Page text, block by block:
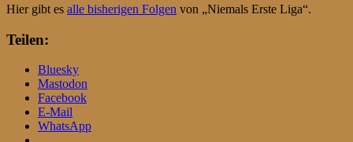
Hier gibt es alle bisherigen Folgen von „Niemals Erste Liga“.
Teilen:
Bluesky
Mastodon
Facebook
E-Mail
WhatsApp